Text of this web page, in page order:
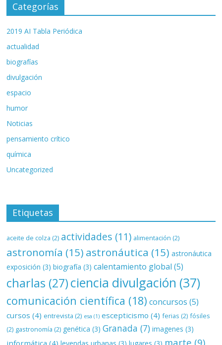
Categorías
2019 AI Tabla Periódica
actualidad
biografías
divulgación
espacio
humor
Noticias
pensamiento crítico
química
Uncategorized
Etiquetas
aceite de colza (2) actividades (11) alimentación (2)
astronomía (15) astronáutica (15) astronáutica
exposición (3) biografía (3) calentamiento global (5)
charlas (27)ciencia divulgación (37)
comunicación científica (18) concursos (5)
cursos (4) entrevista (2) esa (1) escepticismo (4) ferias (2) fósiles
(2) gastronomía (2) genética (3) Granada (7) imagenes (3)
marte (9)